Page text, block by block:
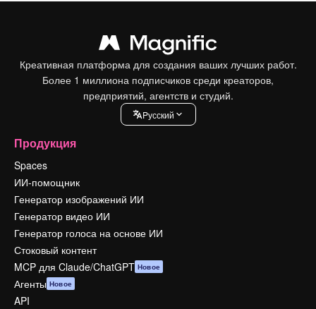
Креативная платформа для создания ваших лучших работ.
Более 1 миллиона подписчиков среди креаторов,
предприятий, агентств и студий.
Pусский
Продукция
Spaces
ИИ-помощник
Генератор изображений ИИ
Генератор видео ИИ
Генератор голоса на основе ИИ
Стоковый контент
MCP для Claude/ChatGPT Новое
Агенты Новое
API